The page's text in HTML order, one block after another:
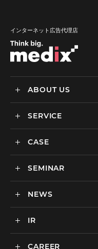
インターネット広告代理店
ABOUT US
メディックスについて
ごあいさつ
SERVICE
サービス
BtoCマーケティング支援
海外マーケティング支援
CASE
実績・事例
SEMINAR
セミナー一覧
NEWS
ニュース一覧
IR
IR情報
CAREER